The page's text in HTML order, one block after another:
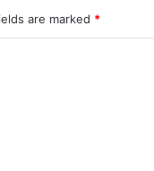
are marked *